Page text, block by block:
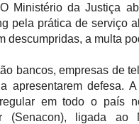
O Ministério da Justiça
pela prática de serviço
descumpridas, a multa
bancos, empresas de
apresentarem defesa.
em todo o país
(Senacon), ligada ao